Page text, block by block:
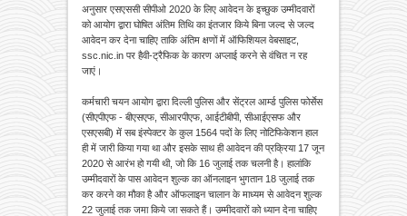
अनुसार एसएससी सीपीओ 2020 के लिए आवेदन के इच्छुक उम्मीदवारों
को आयोग द्वारा घोषित अंतिम तिथि का इंतजार किये बिना जल्द से जल्द
आवेदन कर देना चाहिए ताकि अंतिम क्षणों में ऑफिशियल वेबसाइट,
ssc.nic.in पर हैवी-ट्रैफिक के कारण अप्लाई करने से वंचित न रह
जाएं।
कर्मचारी चयन आयोग द्वारा दिल्ली पुलिस और सेंट्रल आर्म्ड पुलिस फोर्सेस
(सीएपीएफ - बीएसएफ, सीआरपीएफ, आईटीबीपी, सीआईएसफ और
एसएसबी) में सब इंस्पेक्टर के कुल 1564 पदों के लिए नोटिफिकेशन हाल
ही में जारी किया गया था और इसके साथ ही आवेदन की प्रक्रिया 17 जून
2020 से आरंभ हो गयी थी, जो कि 16 जुलाई तक चलनी है। हालांकि
उम्मीदवारों के पास आवेदन शुल्क का ऑनलाइन भुगतान 18 जुलाई तक
कर करने का मौका है और ऑफलाइन चालान के माध्यम से आवेदन शुल्क
22 जुलाई तक जमा किये जा सकते हैं। उम्मीदवारों को ध्यान देना चाहिए